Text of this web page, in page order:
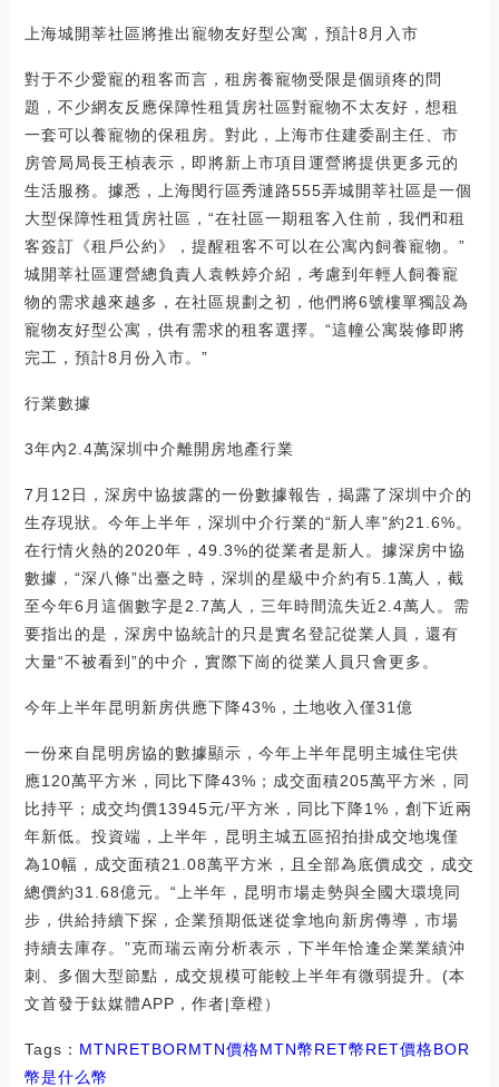
上海城開莘社區將推出寵物友好型公寓，預計8月入市
對于不少愛寵的租客而言，租房養寵物受限是個頭疼的問
題，不少網友反應保障性租賃房社區對寵物不太友好，想租
一套可以養寵物的保租房。對此，上海市住建委副主任、市
房管局局長王楨表示，即將新上市項目運營將提供更多元的
生活服務。據悉，上海閔行區秀漣路555弄城開莘社區是一個
大型保障性租賃房社區，“在社區一期租客入住前，我們和租
客簽訂《租戶公約》，提醒租客不可以在公寓內飼養寵物。”
城開莘社區運營總負責人袁軼婷介紹，考慮到年輕人飼養寵
物的需求越來越多，在社區規劃之初，他們將6號樓單獨設為
寵物友好型公寓，供有需求的租客選擇。“這幢公寓裝修即將
完工，預計8月份入市。”
行業數據
3年內2.4萬深圳中介離開房地產行業
7月12日，深房中協披露的一份數據報告，揭露了深圳中介的
生存現狀。今年上半年，深圳中介行業的“新人率”約21.6%。
在行情火熱的2020年，49.3%的從業者是新人。據深房中協
數據，“深八條”出臺之時，深圳的星級中介約有5.1萬人，截
至今年6月這個數字是2.7萬人，三年時間流失近2.4萬人。需
要指出的是，深房中協統計的只是實名登記從業人員，還有
大量“不被看到”的中介，實際下崗的從業人員只會更多。
今年上半年昆明新房供應下降43%，土地收入僅31億
一份來自昆明房協的數據顯示，今年上半年昆明主城住宅供
應120萬平方米，同比下降43%；成交面積205萬平方米，同
比持平；成交均價13945元/平方米，同比下降1%，創下近兩
年新低。投資端，上半年，昆明主城五區招拍掛成交地塊僅
為10幅，成交面積21.08萬平方米，且全部為底價成交，成交
總價約31.68億元。“上半年，昆明市場走勢與全國大環境同
步，供給持續下探，企業預期低迷從拿地向新房傳導，市場
持續去庫存。”克而瑞云南分析表示，下半年恰逢企業業績沖
刺、多個大型節點，成交規模可能較上半年有微弱提升。(本
文首發于鈦媒體APP，作者|章橙）
Tags： MTNRETBORMTN價格MTN幣RET幣RET價格BOR
幣是什么幣